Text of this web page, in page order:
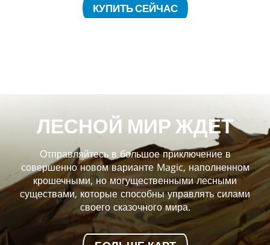
КУПИТЬ СЕЙЧАС
ЛЕСНОЙ МИР ЖДЕТ
Отправляйтесь в большое приключение в
совершенно новом варианте Magic, наполненном
крошечными, но могущественными лесными
существами, которые способны управлять силами
своего сказочного мира.